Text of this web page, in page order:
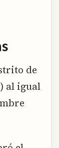
de
al igual